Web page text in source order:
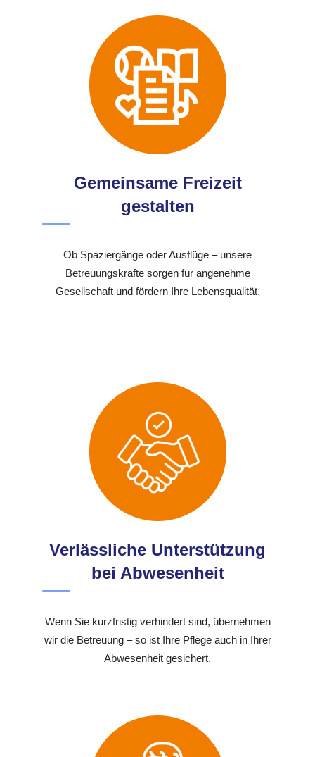
Gemeinsame Freizeit
gestalten
Ob Spaziergänge oder Ausflüge – unsere
Betreuungskräfte sorgen für angenehme
Gesellschaft und fördern Ihre Lebensqualität.
Verlässliche Unterstützung
bei Abwesenheit
Wenn Sie kurzfristig verhindert sind, übernehmen
wir die Betreuung – so ist Ihre Pflege auch in Ihrer
Abwesenheit gesichert.